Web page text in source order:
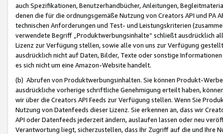
auch Spezifikationen, Benutzerhandbücher, Anleitungen,
denen die für die ordnungsgemäße Nutzung von Creators API und PA
technischen Anforderungen und Test- und Leistungskriterien
verwendete Begriff „Produktwerbungsinhalte“ schließt ausdrücklich
Lizenz zur Verfügung stellen, sowie alle von uns zur Verfügung
ausdrücklich nicht auf Daten, Bilder, Texte oder sonstige
es sich nicht um eine Amazon-Website handelt.
(b) Abrufen von Produktwerbungsinhalten. Sie können Produkt-
ausdrückliche vorherige schriftliche Genehmigung erteilt haben,
wir über die Creators API Feeds zur Verfügung stellen. Wenn Sie
Nutzung von Datenfeeds dieser Lizenz. Sie erkennen an, dass wir
API oder Datenfeeds jederzeit ändern, auslaufen lassen oder neu
Verantwortung liegt, sicherzustellen, dass Ihr Zugriff auf die und Ihre